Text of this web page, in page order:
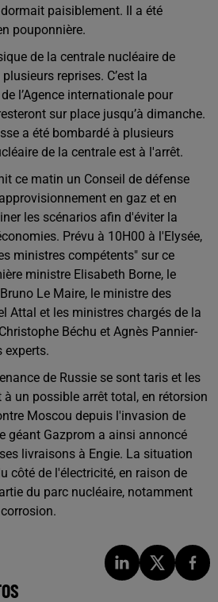
paisiblement. Il a été
pouponnière.
de la centrale nucléaire de
reprises. C’est la
l’Agence internationale pour
sur place jusqu’à dimanche.
a été bombardé à plusieurs
de la centrale est à l'arrêt.
ce matin un Conseil de défense
en gaz et en
les scénarios afin d'éviter la
Prévu à 10H00 à l'Elysée,
ministres compétents" sur ce
ministre Elisabeth Borne, le
Le Maire, le ministre des
Attal et les ministres chargés de la
Béchu et Agnès Pannier-
experts.
de Russie se sont taris et les
à un possible arrêt total, en rétorsion
Moscou depuis l'invasion de
géant Gazprom a ainsi annoncé
livraisons à Engie. La situation
côté de l'électricité, en raison de
du parc nucléaire, notamment